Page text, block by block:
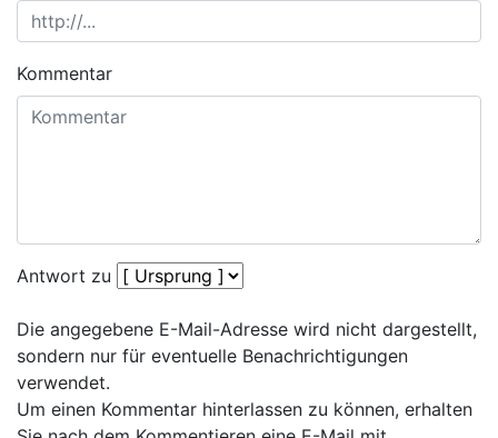
Kommentar
Antwort zu
Die angegebene E-Mail-Adresse wird nicht dargestellt,
sondern nur für eventuelle Benachrichtigungen
verwendet.
Um einen Kommentar hinterlassen zu können, erhalten